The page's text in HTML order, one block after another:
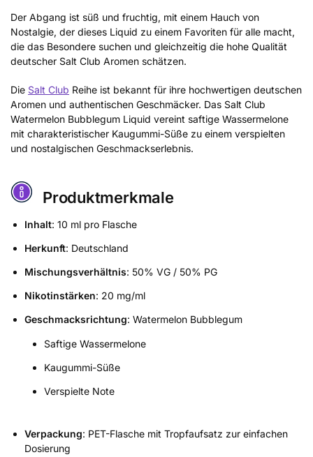
Der Abgang ist süß und fruchtig, mit einem Hauch von
Nostalgie, der dieses Liquid zu einem Favoriten für alle macht,
die das Besondere suchen und gleichzeitig die hohe Qualität
deutscher Salt Club Aromen schätzen.
Die Salt Club Reihe ist bekannt für ihre hochwertigen deutschen
Aromen und authentischen Geschmäcker. Das Salt Club
Watermelon Bubblegum Liquid vereint saftige Wassermelone
mit charakteristischer Kaugummi-Süße zu einem verspielten
und nostalgischen Geschmackserlebnis.
Produktmerkmale
Inhalt: 10 ml pro Flasche
Herkunft: Deutschland
Mischungsverhältnis: 50% VG / 50% PG
Nikotinstärken: 20 mg/ml
Geschmacksrichtung: Watermelon Bubblegum
Saftige Wassermelone
Kaugummi-Süße
Verspielte Note
Verpackung: PET-Flasche mit Tropfaufsatz zur einfachen
Dosierung